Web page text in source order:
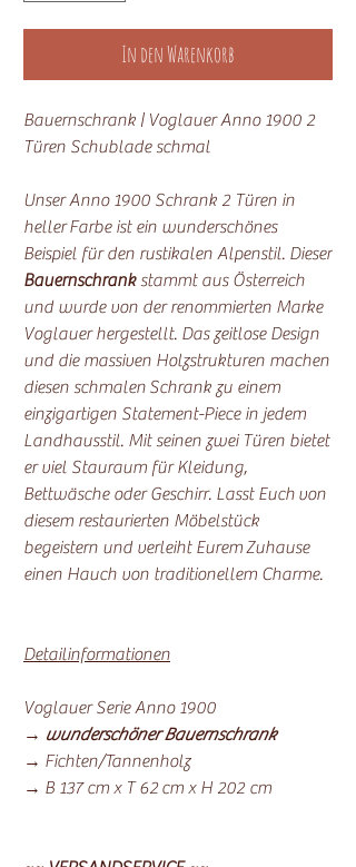
In den Warenkorb
Bauernschrank | Voglauer Anno 1900 2
Türen Schublade schmal
Unser Anno 1900 Schrank 2 Türen in
heller Farbe ist ein wunderschönes
Beispiel für den rustikalen Alpenstil. Dieser
Bauernschrankstammt aus Österreich
und wurde von der renommierten Marke
Voglauer hergestellt. Das zeitlose Design
und die massiven Holzstrukturen machen
diesen schmalen Schrank zu einem
einzigartigen Statement-Piece in jedem
Landhausstil. Mit seinen zwei Türen bietet
er viel Stauraum für Kleidung,
Bettwäsche oder Geschirr. Lasst Euch von
diesem restaurierten Möbelstück
begeistern und verleiht Eurem Zuhause
einen Hauch von traditionellem Charme.
Detailinformationen
Voglauer Serie Anno 1900
→ wunderschöner Bauernschrank
→ Fichten/Tannenholz
→ B 137 cm x T 62 cm x H 202 cm